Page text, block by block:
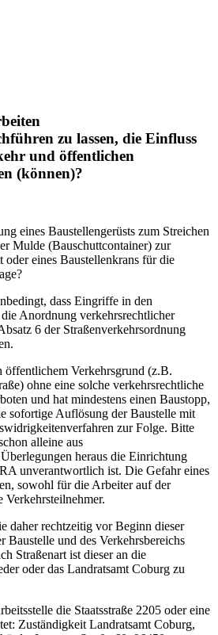
zu lassen, die Einfluss
und öffentlichen
(können)?
eines Baustellengerüsts zum Streichen
Mulde (Bauschuttcontainer) zur
eines Baustellenkrans für die
dass Eingriffe in den
Anordnung verkehrsrechtlicher
6 der Straßenverkehrsordnung
öffentlichem Verkehrsgrund (z.B.
ohne eine solche verkehrsrechtliche
und hat mindestens einen Baustopp,
sofortige Auflösung der Baustelle mit
zur Folge. Bitte
alleine aus
heraus die Einrichtung
unverantwortlich ist. Die Gefahr eines
sowohl für die Arbeiter auf der
daher rechtzeitig vor Beginn dieser
Baustelle und des Verkehrsbereichs
Straßenart ist dieser an die
oder das Landratsamt Coburg zu
die Staatsstraße 2205 oder eine
Zuständigkeit Landratsamt Coburg,